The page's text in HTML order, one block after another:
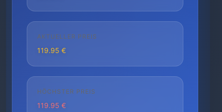
AKTUELLER PREIS
119.95 €
HÖCHSTER PREIS
119.95 €